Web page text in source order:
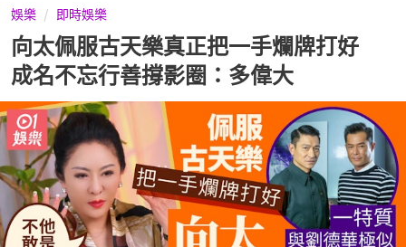
娛樂 即時娛樂
向太佩服古天樂真正把一手爛牌打好
成名不忘行善撐影圈：多偉大